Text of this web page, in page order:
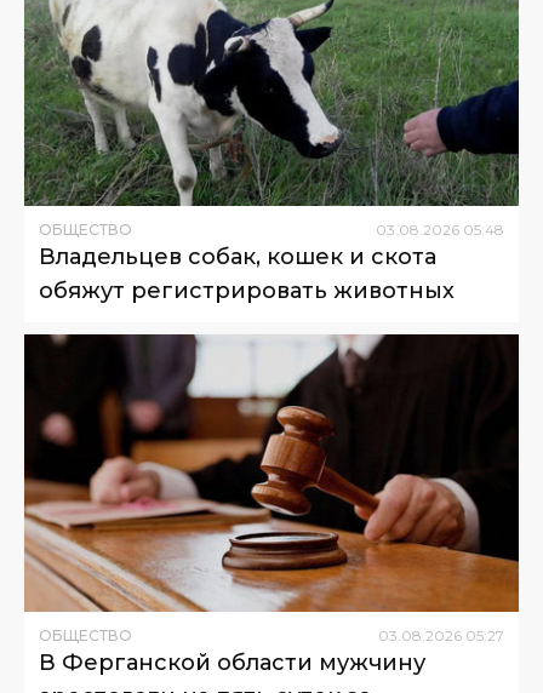
ОБЩЕСТВО 03 08 2026 05:48
Владельцев собак, кошек и скота
обяжут регистрировать животных
ОБЩЕСТВО 03.08.2026 05:27
В Ферганской области мужчину